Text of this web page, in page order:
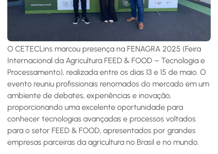
O CETECLins marcou presença na FENAGRA 2025 (Feira
Internacional da Agricultura FEED & FOOD – Tecnologia e
Processamento), realizada entre os dias 13 e 15 de maio. O
evento reuniu profissionais renomados do mercado em um
ambiente de debates, experiências e inovação,
proporcionando uma excelente oportunidade para
conhecer tecnologias avançadas e processos voltados
para o setor FEED & FOOD, apresentados por grandes
empresas parceiras da agricultura no Brasil e no mundo.